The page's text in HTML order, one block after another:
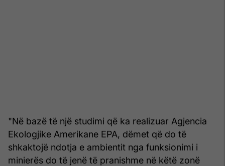
"Në bazë të një studimi që ka realizuar Agjencia
Ekologjike Amerikane EPA, dëmet që do të
shkaktojë ndotja e ambientit nga funksionimi i
minierës do të jenë të pranishme në këtë zonë